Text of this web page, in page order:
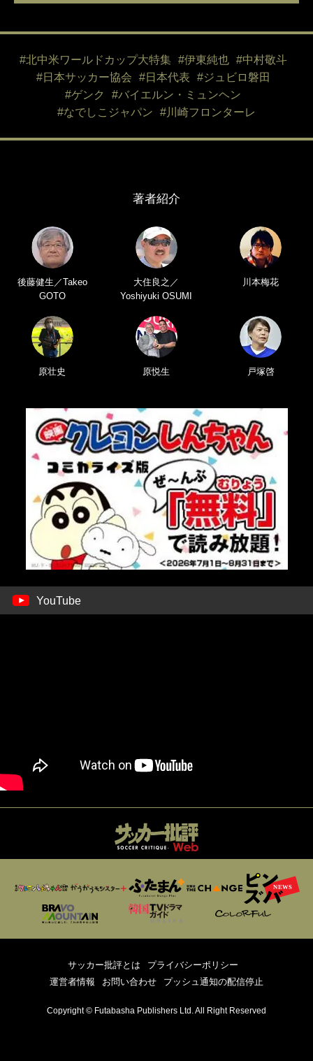
#北中米ワールドカップ大特集 #伊東純也
#中村敬斗
#日本サッカー協会
#日本代表
#ジュビロ磐田
#ゲンク
#バイエルン・ミュンヘン
#なでしこジャパン
#川崎フロンターレ
著者紹介
後藤健生／Takeo
GOTO
大住良之／
Yoshiyuki OSUMI
川本梅花
原壮史 原悦生 戸塚啓
YouTube
サッカー批評とは
プライバシーポリシー
運営者情報
お問い合わせ プッシュ通知の配信停止
Copyright © Futabasha Publishers Ltd. All Right Reserved